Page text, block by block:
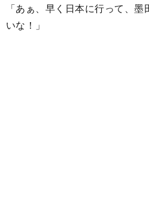
「あぁ、早く日本に行って、
いな！」